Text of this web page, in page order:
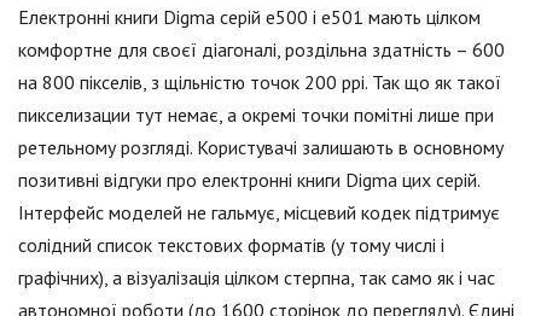
Електронні книги Digma серій е500 і е501 мають цілком
комфортне для своєї діагоналі, роздільна здатність – 600
на 800 пікселів, з щільністю точок 200 ppi. Так що як такої
пикселизации тут немає, а окремі точки помітні лише при
ретельному розгляді. Користувачі залишають в основному
позитивні відгуки про електронні книги Digma цих серій.
Інтерфейс моделей не гальмує, місцевий кодек підтримує
солідний список текстових форматів (у тому числі і
графічних), а візуалізація цілком стерпна, так само як і час
автономної роботи (до 1600 сторінок до перегляду). Єдині